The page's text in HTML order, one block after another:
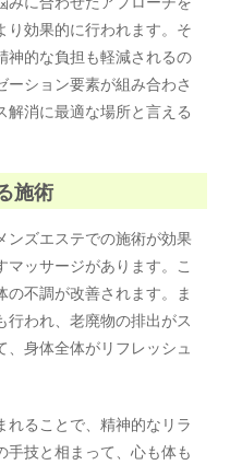
り効果的に行われます。そ
神的な負担も軽減されるの
ション要素が組み合わさ
解消に最適な場所と言える
施術
ンズエステでの施術が効果
ッサージがあります。こ
不調が改善されます。ま
行われ、老廃物の排出がス
、身体全体がリフレッシュ
れることで、精神的なリラ
手技と相まって、心も体も